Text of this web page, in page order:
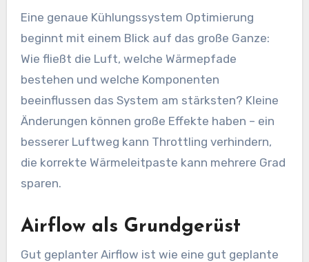
Eine genaue Kühlungssystem Optimierung
beginnt mit einem Blick auf das große Ganze:
Wie fließt die Luft, welche Wärmepfade
bestehen und welche Komponenten
beeinflussen das System am stärksten? Kleine
Änderungen können große Effekte haben – ein
besserer Luftweg kann Throttling verhindern,
die korrekte Wärmeleitpaste kann mehrere Grad
sparen.
Airflow als Grundgerüst
Gut geplanter Airflow ist wie eine gut geplante